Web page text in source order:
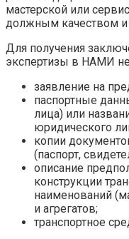
мастерской или
должным качеством
Для получения
экспертизы в НАМИ
заявление на
паспортные
лица) или
юридического
копии
(паспорт,
описание
конструкции
наименований
и агрегатов;
транспортное